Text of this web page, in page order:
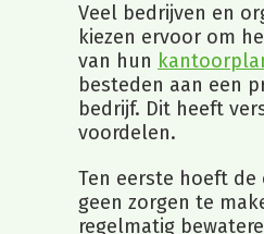
Veel bedrijven en
kiezen ervoor om
van hun
besteden aan een
bedrijf. Dit heeft
voordelen.
Ten eerste hoeft de
geen zorgen te
regelmatig